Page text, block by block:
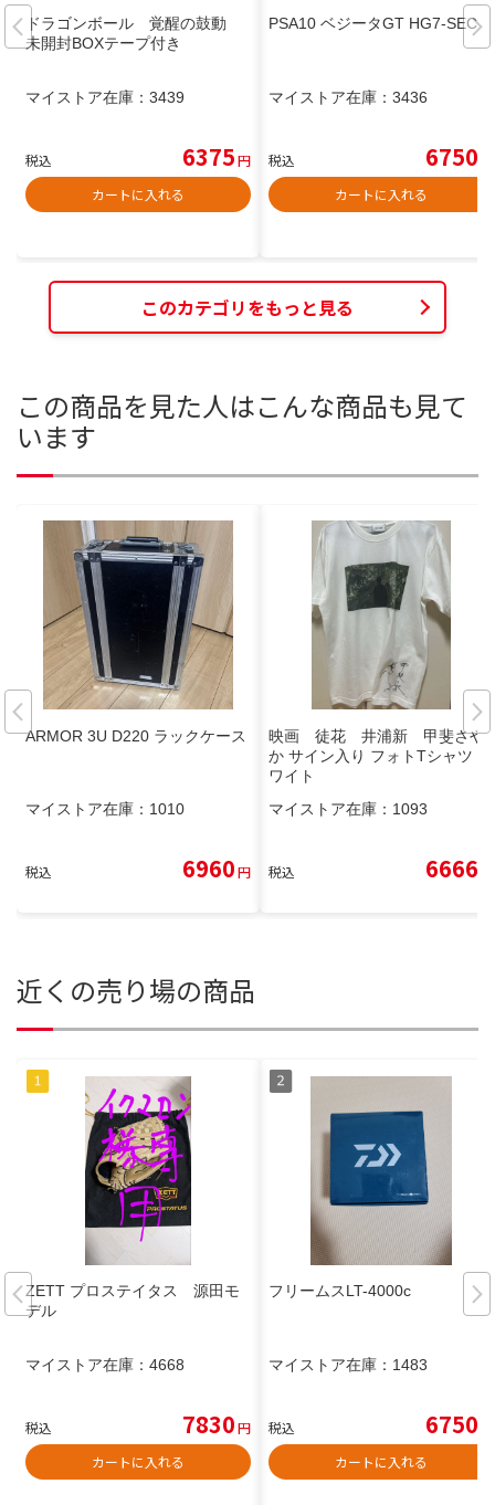
ドラゴンボール 覚醒の鼓動
未開封BOXテープ付き
マイストア在庫： 3439
税込 6375円
カートに入れる
PSA10 ベジータGT HG7-SEC
マイストア在庫： 3436
税込 6750
カートに入れる
このカテゴリをもっと見る
この商品を見た人はこんな商品も見て
います
ARMOR 3U D220 ラックケース
マイストア在庫： 1010
税込 6960円
映画 徒花 井浦新 甲斐さや
か サイン入り フォトTシャツ ホ
ワイト
マイストア在庫： 1093
税込 6666
近くの売り場の商品
ZETT プロステイタス 源田モ
デル
マイストア在庫： 4668
税込 7830円
カートに入れる
フリームスLT-4000c
マイストア在庫： 1483
税込 6750
カートに入れる